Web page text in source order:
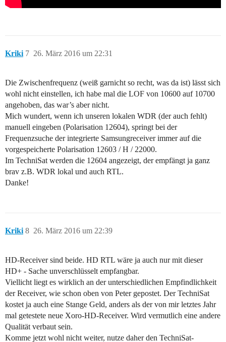
Kriki 26. März 2016 um 22:31
7
Die Zwischenfrequenz (weiß garnicht so recht, was da ist) lässt sich
wohl nicht einstellen, ich habe mal die LOF von 10600 auf 10700
angehoben, das war’s aber nicht.
Mich wundert, wenn ich unseren lokalen WDR (der auch fehlt)
manuell eingeben (Polarisation 12604), springt bei der
Frequenzsuche der integrierte Samsungreceiver immer auf die
vorgespeicherte Polarisation 12603 / H / 22000.
Im TechniSat werden die 12604 angezeigt, der empfängt ja ganz
brav z.B. WDR lokal und auch RTL.
Danke!
Kriki 26. März 2016 um 22:39
8
HD-Receiver sind beide. HD RTL wäre ja auch nur mit dieser
HD+ - Sache unverschlüsselt empfangbar.
Viellicht liegt es wirklich an der unterschiedlichen Empfindlichkeit
der Receiver, wie schon oben von Peter gepostet. Der TechniSat
kostet ja auch eine Stange Geld, anders als der von mir letztes Jahr
mal getestete neue Xoro-HD-Receiver. Wird vermutlich eine andere
Qualität verbaut sein.
Komme jetzt wohl nicht weiter, nutze daher den TechniSat-